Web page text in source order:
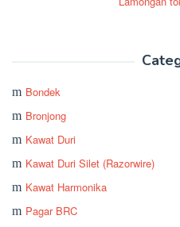
Bondek
Bronjong
Kawat Duri
Kawat Duri Silet (Razorwire)
Kawat Harmonika
Pagar BRC